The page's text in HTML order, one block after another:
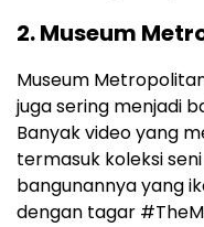
2. Museum
Museum
juga sering menjadi
Banyak video yang
termasuk koleksi
bangunannya yang
dengan tagar